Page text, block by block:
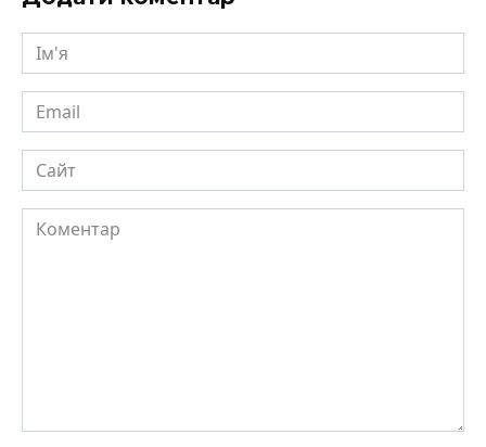
Ім'я
Email
Сайт
Коментар